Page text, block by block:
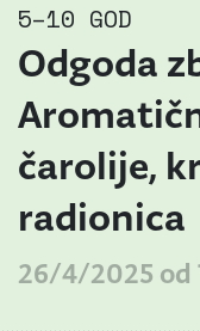
5–10 GOD
Odgoda
čarolije,
radionica
26/4/2025 od